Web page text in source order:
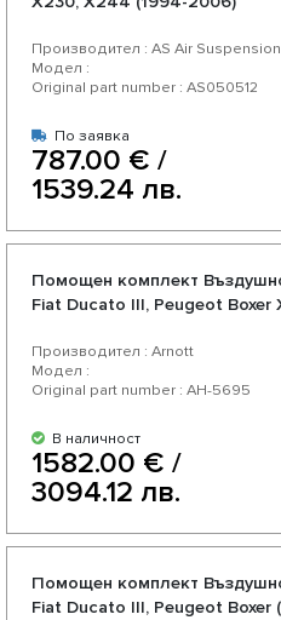
Избирайки нас, Вие избирате
Fiat от доверени немски и
Насладете се на отлично
богат асортимент и
за Вашият автомобил.
Производител : AS Air Suspension
Модел :
Original part number : AS050512
По заявка
787.00 € /
1539.24 лв.
Помощен комплект
Fiat Ducato III, Peugeot
Производител : Arnott
Модел :
Original part number : AH-5695
В наличност
1582.00 € /
3094.12 лв.
Помощен комплект
Fiat Ducato III, Peugeot Boxer